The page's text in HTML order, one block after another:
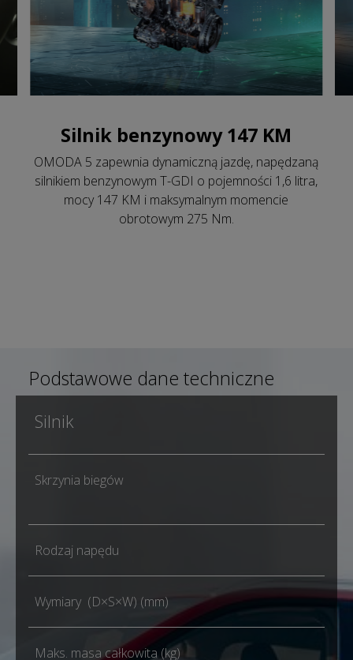
Silnik benzynowy 147 KM
OMODA 5 zapewnia dynamiczną jazdę, napędzaną
silnikiem benzynowym T-GDI o pojemności 1,6 litra,
mocy 147 KM i maksymalnym momencie
obrotowym 275 Nm.
Podstawowe dane techniczne
Silnik
Skrzynia biegów
Rodzaj napędu
Wymiary (D×S×W) (mm)
Maks. masa całkowita (kg)